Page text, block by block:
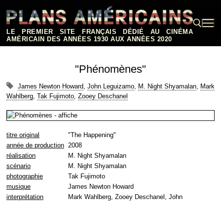
contenu
LE PREMIER SITE FRANÇAIS DÉDIÉ AU CINÉMA
AMÉRICAIN DES ANNÉES 1930 AUX ANNÉES 2020
"Phénomènes"
James Newton Howard, John Leguizamo, M. Night Shyamalan, Mark
Wahlberg, Tak Fujimoto, Zooey Deschanel
titre original
"The Happening"
année de production 2008
réalisation
M. Night Shyamalan
scénario
M. Night Shyamalan
photographie
Tak Fujimoto
musique
James Newton Howard
interprétation
Mark Wahlberg, Zooey Deschanel, John